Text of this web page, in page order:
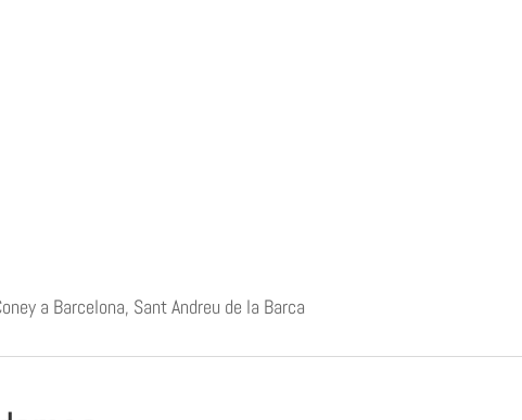
a Barcelona, Sant Andreu de la Barca